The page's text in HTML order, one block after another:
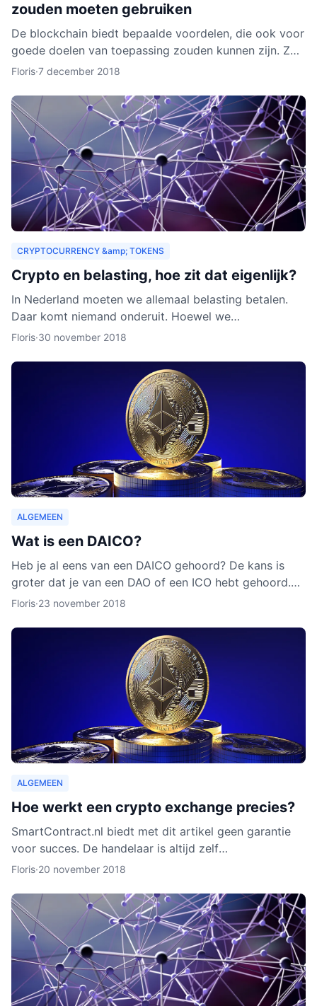
zouden moeten gebruiken
De blockchain biedt bepaalde voordelen, die ook voor
goede doelen van toepassing zouden kunnen zijn. Zo
zouden organisaties ook een heel nieuw publiek
Floris·7 december 2018
CRYPTOCURRENCY &amp; TOKENS
Crypto en belasting, hoe zit dat eigenlijk?
In Nederland moeten we allemaal belasting betalen.
Daar komt niemand onderuit. Hoewel we
cryptocurrency vaak zien als virtueel geld, is het toch
Floris·30 november 2018
ALGEMEEN
Wat is een DAICO?
Heb je al eens van een DAICO gehoord? De kans is
groter dat je van een DAO of een ICO hebt gehoord.
Hoewel het concept van DAICO nog nooit is ingezet,
Floris·23 november 2018
ALGEMEEN
Hoe werkt een crypto exchange precies?
SmartContract.nl biedt met dit artikel geen garantie
voor succes. De handelaar is altijd zelf
verantwoordelijk voor zijn of haar munten. Het is
Floris·20 november 2018